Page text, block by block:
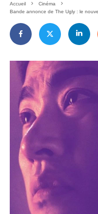
Accueil
Cinéma
Bande annonce de The Ugly : le